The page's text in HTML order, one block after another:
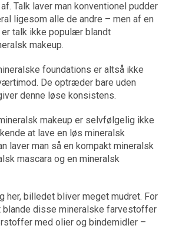
Talk laver man konventionel pudder
ligesom alle de andre – men af en
er talk ikke populær blandt
makeup.
foundations er altså ikke
De optræder bare uden
denne løse konsistens.
makeup er selvfølgelig ikke
at lave en løs mineralsk
laver man så en kompakt mineralsk
mascara og en mineralsk
her, billedet bliver meget mudret. For
blande disse mineralske farvestoffer
med olier og bindemidler –